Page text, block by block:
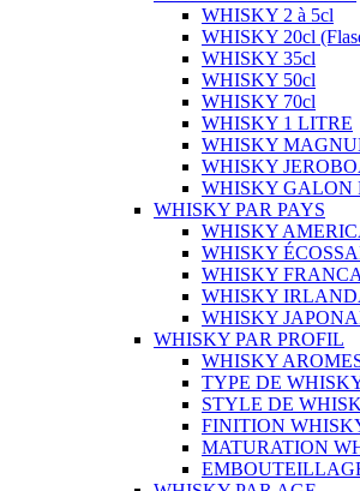
WHISKY 2 à 5cl
WHISKY 20cl
WHISKY 35cl
WHISKY 50cl
WHISKY 70cl
WHISKY 1 LITRE
WHISKY
WHISKY
WHISKY GALON
WHISKY PAR PAYS
WHISKY
WHISKY
WHISKY
WHISKY
WHISKY
WHISKY PAR PROFIL
WHISKY
TYPE DE
STYLE DE
FINITION
MATURATION